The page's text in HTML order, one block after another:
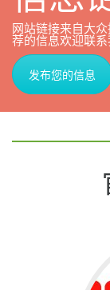
网站链接来自大
荐的信息欢迎联系
发布您的信息